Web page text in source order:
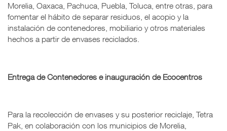
Morelia, Oaxaca, Pachuca, Puebla, Toluca, entre otras, para
fomentar el hábito de separar residuos, el acopio y la
instalación de contenedores, mobiliario y otros materiales
hechos a partir de envases reciclados.
Entrega de Contenedores e inauguración de Ecocentros
Para la recolección de envases y su posterior reciclaje, Tetra
Pak, en colaboración con los municipios de Morelia,